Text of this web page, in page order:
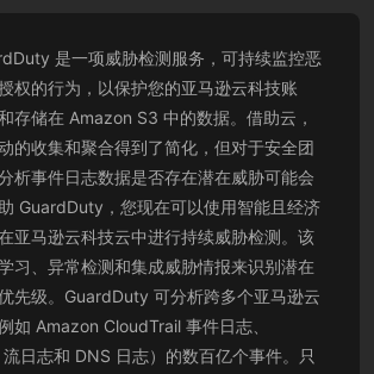
是一项威胁检测服务，可持续监控恶
权的行为，以保护您的亚马逊云科技账
存储在 Amazon S3 中的数据。借助云，
的收集和聚合得到了简化，但对于安全团
析事件日志数据是否存在潜在威胁可能会
GuardDuty，您现在可以使用智能且经济
亚马逊云科技云中进行持续威胁检测。该
习、异常检测和集成威胁情报来识别潜在
先级。GuardDuty 可分析跨多个亚马逊云
如 Amazon CloudTrail 事件日志、
日志和 DNS 日志）的数百亿个事件。只